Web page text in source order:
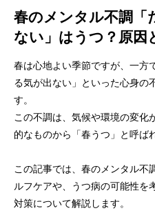
春のメンタル不調「
ない」はうつ？原因
春は心地よい季節ですが、一方
る気が出ない」といった心身の
す。
この不調は、気候や環境の変化
的なものから「春うつ」と呼ば
この記事では、春のメンタル不
ルフケアや、うつ病の可能性を
対策について解説します。